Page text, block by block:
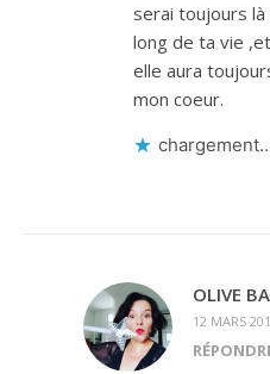
serai toujours
long de ta vie
elle aura
mon coeur.
OLIVE
12 MARS